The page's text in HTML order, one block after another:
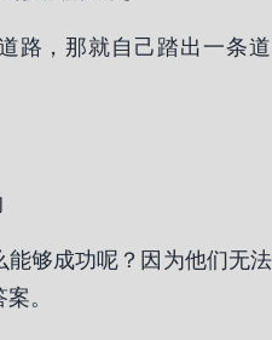
路，那就自己踏出一条道
能够成功呢？因为他们无法
。